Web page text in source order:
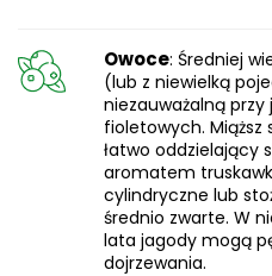
Owoce: Średniej
(lub z niewielką
niezauważalną
fioletowych. Miąższ
łatwo oddzielający
aromatem
cylindryczne lub
średnio zwarte. W
lata jagody mogą
dojrzewania.